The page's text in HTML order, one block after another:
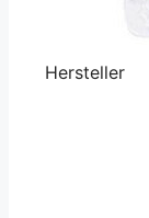
Hersteller